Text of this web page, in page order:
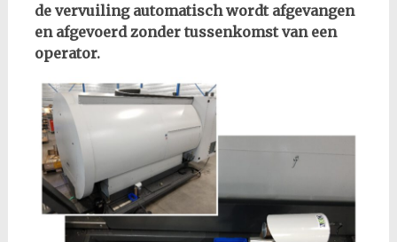
de vervuiling automatisch wordt afgevangen
en afgevoerd zonder tussenkomst van een
operator.